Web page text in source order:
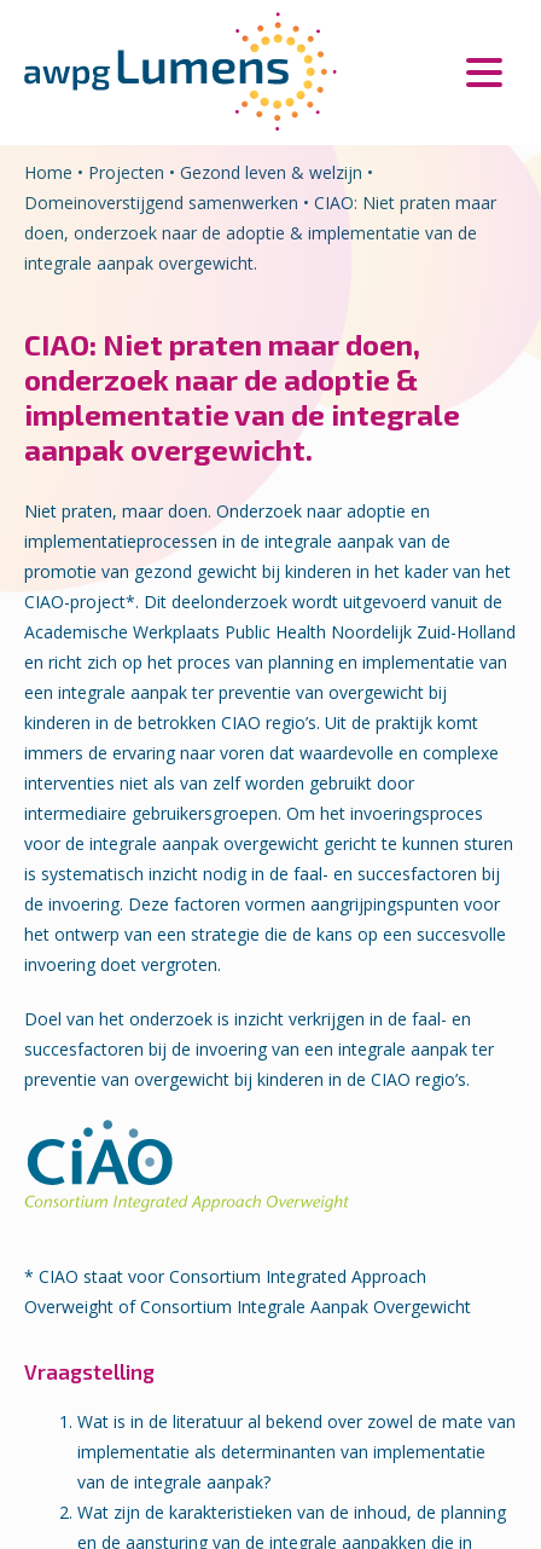
Home • Projecten • Gezond leven & welzijn •
Domeinoverstijgend samenwerken • CIAO: Niet praten maar
doen, onderzoek naar de adoptie & implementatie van de
integrale aanpak overgewicht.
CIAO: Niet praten maar doen,
onderzoek naar de adoptie &
implementatie van de integrale
aanpak overgewicht.
Niet praten, maar doen. Onderzoek naar adoptie en
implementatieprocessen in de integrale aanpak van de
promotie van gezond gewicht bij kinderen in het kader van het
CIAO-project*. Dit deelonderzoek wordt uitgevoerd vanuit de
Academische Werkplaats Public Health Noordelijk Zuid-Holland
en richt zich op het proces van planning en implementatie van
een integrale aanpak ter preventie van overgewicht bij
kinderen in de betrokken CIAO regio’s. Uit de praktijk komt
immers de ervaring naar voren dat waardevolle en complexe
interventies niet als van zelf worden gebruikt door
intermediaire gebruikersgroepen. Om het invoeringsproces
voor de integrale aanpak overgewicht gericht te kunnen sturen
is systematisch inzicht nodig in de faal- en succesfactoren bij
de invoering. Deze factoren vormen aangrijpingspunten voor
het ontwerp van een strategie die de kans op een succesvolle
invoering doet vergroten.
Doel van het onderzoek is inzicht verkrijgen in de faal- en
succesfactoren bij de invoering van een integrale aanpak ter
preventie van overgewicht bij kinderen in de CIAO regio’s.
* CIAO staat voor Consortium Integrated Approach
Overweight of Consortium Integrale Aanpak Overgewicht
Vraagstelling
Wat is in de literatuur al bekend over zowel de mate van
implementatie als determinanten van implementatie
van de integrale aanpak?
Wat zijn de karakteristieken van de inhoud, de planning
en de aansturing van de integrale aanpakken die in